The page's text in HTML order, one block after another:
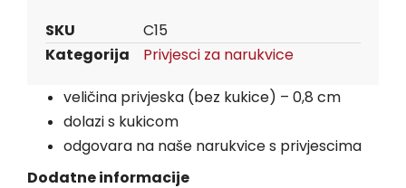
SKU C15
Kategorija Privjesci za narukvice
veličina privjeska (bez kukice) – 0,8 cm
dolazi s kukicom
odgovara na naše narukvice s privjescima
Dodatne informacije